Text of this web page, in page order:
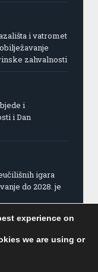
i vatromet
zahvalnosti
i
i Dan
igara
do 2028. je
by:
experience on
we are using or